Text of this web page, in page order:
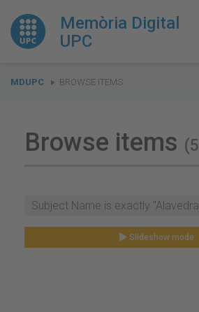
Memòria Digital
UPC
You
MDUPC BROWSE ITEMS
Browse items
Subject Name is exactly
Slideshow mode